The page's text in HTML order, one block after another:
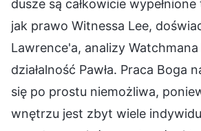
dusze są całkowicie
jak prawo Witnessa Lee,
Lawrence'a, analizy Watchmana
działalność Pawła. Praca Boga
się po prostu niemożliwa,
wnętrzu jest zbyt wiele